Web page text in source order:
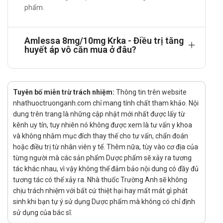
mạch vành ổn định, ở bệnh nhân đã được kiểm soát đồng
Cách dùng - liều dùng của Amlessa
Hướng dẫn sử dụng:
Cách dùng:
Dùng đường uống. Uống mỗi ngày một viên duy
nhất, nên dùng vào buổi sáng trước bữa ăn.
Liều dùng:
Sự phối hợp liều lượng cố định này không phù hợp
cho điều trị khởi đầu.
Nếu cần thay đổi liều lượng, liều của viên amlessa
có thể thay đổi và sử dụng cách phối hợp theo tỷ lệ
khác có thể được cân nhắc.
Bệnh nhân có bệnh thận và bệnh nhân cao tuổi:
phẩm.
Amlessa 8mg/10mg Krka - Điều trị tăng
huyết áp vô căn mua ở đâu?
Tuyên bố miễn trừ trách nhiệm: Thông tin trên website
nhathuoctruonganh.com chỉ mang tính chất tham khảo. Nội
dung trên trang là những cập nhật mới nhất được lấy từ
kênh uy tín, tuy nhiên nó không được xem là tư vấn y khoa
và không nhằm mục đích thay thế cho tư vấn, chẩn đoán
hoặc điều trị từ nhân viên y tế. Thêm nữa, tùy vào cơ địa của
từng người mà các sản phẩm Dược phẩm sẽ xảy ra tương
tác khác nhau, vì vậy không thể đảm bảo nội dung có đầy đủ
tương tác có thể xảy ra. Nhà thuốc Trường Anh sẽ không
chịu trách nhiệm với bất cứ thiệt hại hay mất mát gì phát
sinh khi bạn tự ý sử dụng Dược phẩm mà không có chỉ định
sử dụng của bác sĩ.